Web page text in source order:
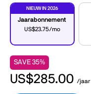
NIEUW IN 2026
Jaarabonnement
US$23.75/mo
SAVE 35%
US$285.00 /jaar